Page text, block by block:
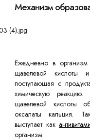
Механизм
Ежедневно в
щавелевой кислоты
поступающая с
химическую
щавелевой кислоты
оксалаты кальция.
выступает как
организм.